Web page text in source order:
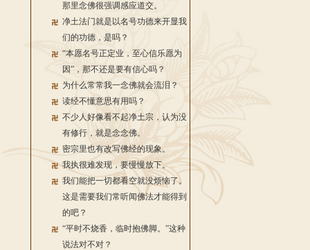
那里念佛很强调感应道交。
净土法门就是以名号功德来开显我
们的功德，是吗？
“本愿名号正定业，至心信乐愿为
因”，那不还是要有信心吗？
为什么常常我一念佛就会流泪？
读经不懂意思有用吗？
不少人好像看不起净土宗，认为没
有修行，就是念念佛。
密宗里也有改写佛经的现象。
我执很难发现，要慢慢放下。
我们能把一切都看空就没烦恼了。
这是需要我们常听闻佛法才能得到
的吧？
“平时不烧香，临时抱佛脚。”这种
说法对不对？